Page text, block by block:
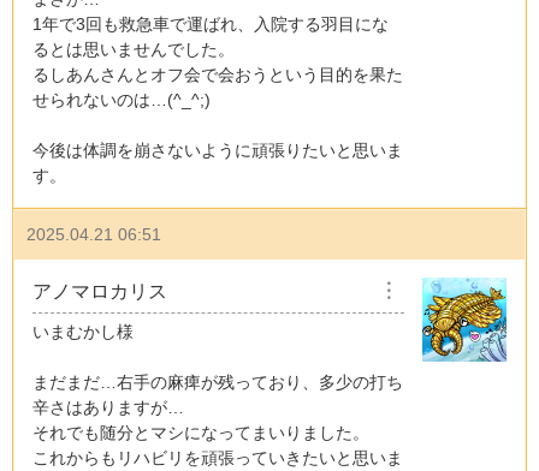
1年で3回も救急車で運ばれ、入院する羽目にな
るとは思いませんでした。
るしあんさんとオフ会で会おうという目的を果た
せられないのは…(^_^;)
今後は体調を崩さないように頑張りたいと思いま
す。
2025.04.21 06:51
アノマロカリス ︙
いまむかし様
まだまだ…右手の麻痺が残っており、多少の打ち
辛さはありますが…
それでも随分とマシになってまいりました。
これからもリハビリを頑張っていきたいと思いま